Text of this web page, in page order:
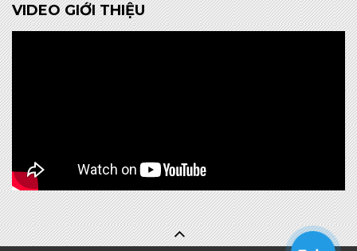
VIDEO GIỚI THIỆU